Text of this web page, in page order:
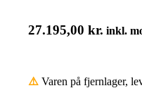
27.195,00 kr. inkl.
⚠️ Varen på fjernlager,